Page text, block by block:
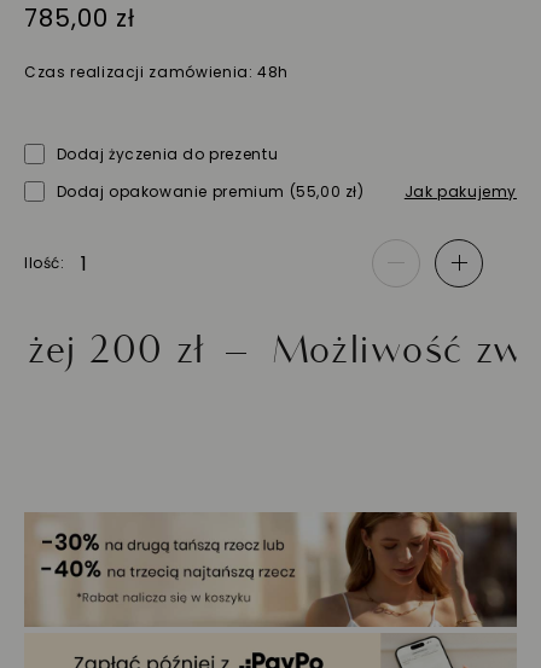
785,00 zł
Czas realizacji zamówienia: 48h
Dodaj życzenia do prezentu
Dodaj opakowanie premium (55,00 zł) Jak pakujemy
Ilość - +
zł Możliwość zwrotu